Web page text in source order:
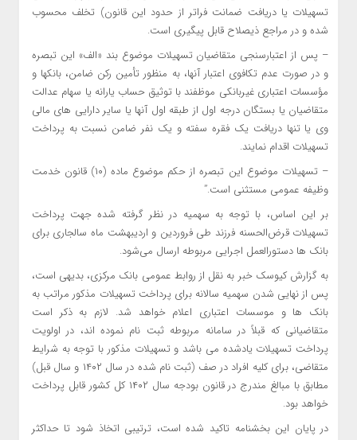
تسهیلات یا دریافت ضمانت فراتر از حدود این قانون) تخلف محسوب
شده و در مراجع ذیصلاح قابل پیگیری است.
– پس از اعتبارسنجی متقاضیان تسهیلات موضوع بند «الف» این تبصره
و در صورت عدم تکافوی اعتبار آنها، به منظور تأمین رکن ضامن، بانکها و
مؤسسات اعتباری غیربانکی موظفند با توثیق حساب یارانه یا سهام عدالت
متقاضیان یا بستگان درجه اول از طبقه اول آنها یا سایر دارایی های مالی
وی یا تنها دریافت یک فقره سفته و یک نفر ضامن نسبت به پرداخت
تسهیلات اقدام نمایند.
– تسهیلات موضوع این تبصره از حکم موضوع ماده (۱۰) قانون خدمت
وظیفه عمومی مستثنی است.”
بر این اساس، با توجه به سهمیه در نظر گرفته شده جهت پرداخت
تسهیلات قرض‌الحسنه فرزند طی فروردین و اردیبهشت ماه سالجاری برای
بانک ها دستورالعمل اجرایی مربوطه ارسال می‌شود.
به گزارش کیوسک خبر به نقل از روابط عمومی بانک مرکزی، بدیهی است،
پس از نهایی شدن سهمیه سالانه برای پرداخت تسهیلات مذکور مراتب به
بانک ها و موسسات اعتباری اعلام خواهد شد. لازم به ذکر است
متقاضیانی که قبلاً در سامانه مربوطه ثبت نام نموده اند، در اولویت
پرداخت تسهیلات یادشده می باشد و تسهیلات مذکور با توجه به شرایط
متقاضی، برای کلیه افراد در صف (ثبت نام شده در سال ۱۴۰۲ و سال قبل)
مطابق با مبالغ مندرج در قانون بودجه سال ۱۴۰۲ کل کشور قابل پرداخت
خواهد بود.
در پایان این بخشنامه تاکید شده است، ترتیبی اتخاذ شود تا حداکثر